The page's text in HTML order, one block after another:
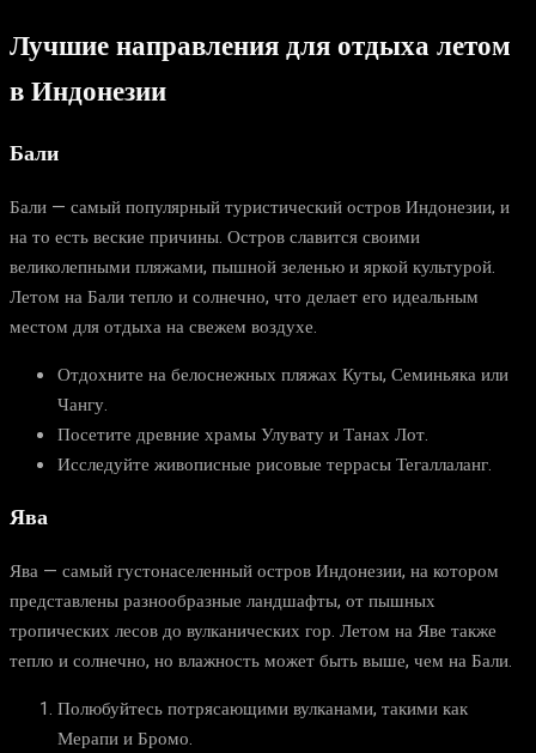
Лучшие направления для отдыха летом
в Индонезии
Бали
Бали — самый популярный туристический остров Индонезии, и
на то есть веские причины. Остров славится своими
великолепными пляжами, пышной зеленью и яркой культурой.
Летом на Бали тепло и солнечно, что делает его идеальным
местом для отдыха на свежем воздухе.
Отдохните на белоснежных пляжах Куты, Семиньяка или
Чангу.
Посетите древние храмы Улувату и Танах Лот.
Исследуйте живописные рисовые террасы Тегаллаланг.
Ява
Ява — самый густонаселенный остров Индонезии, на котором
представлены разнообразные ландшафты, от пышных
тропических лесов до вулканических гор. Летом на Яве также
тепло и солнечно, но влажность может быть выше, чем на Бали.
Полюбуйтесь потрясающими вулканами, такими как
Мерапи и Бромо.